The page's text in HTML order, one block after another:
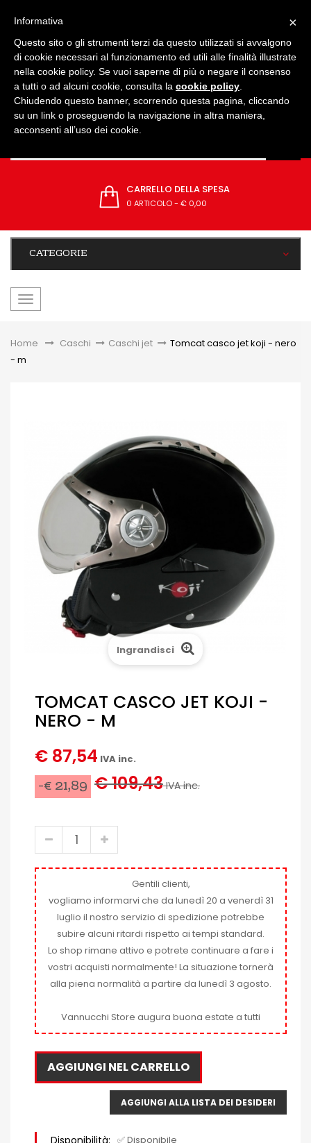
CARRELLO DELLA SPESA
0 ARTICOLO- € 0,00
CATEGORIE
navigazione
Home &gt;Caschi > Caschi jet > Tomcat casco jet koji - nero
- m
Ingrandisci
TOMCAT CASCO JET KOJI -
NERO - M
€ 87,54 IVA inc.
-€ 21,89 € 109,43IVA inc.
Gentili clienti,
vogliamo informarvi che da lunedì 20 a venerdì 31
luglio il nostro servizio di spedizione potrebbe
subire alcuni ritardi rispetto ai tempi standard.
Lo shop rimane attivo e potrete continuare a fare i
vostri acquisti normalmente! La situazione tornerà
alla piena normalità a partire da lunedì 3 agosto.
Vannucchi Store augura buona estate a tutti
AGGIUNGI NEL CARRELLO
AGGIUNGI ALLA LISTA DEI DESIDERI
Disponibilità: ✅ Disponibile
×
Informativa
Questo sito o gli strumenti terzi da questo utilizzati si avvalgono
di cookie necessari al funzionamento ed utili alle finalità illustrate
nella cookie policy. Se vuoi saperne di più o negare il consenso
a tutti o ad alcuni cookie, consulta la cookie policy
Chiudendo questo banner, scorrendo questa pagina, cliccando
su un link o proseguendo la navigazione in altra maniera,
acconsenti all’uso dei cookie.